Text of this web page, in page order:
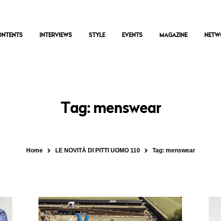
INTERVIEWS STYLE EVENTS MAGAZINE
Tag: menswear
Home LE NOVITÀ DI PITTI UOMO 110 Tag: menswear